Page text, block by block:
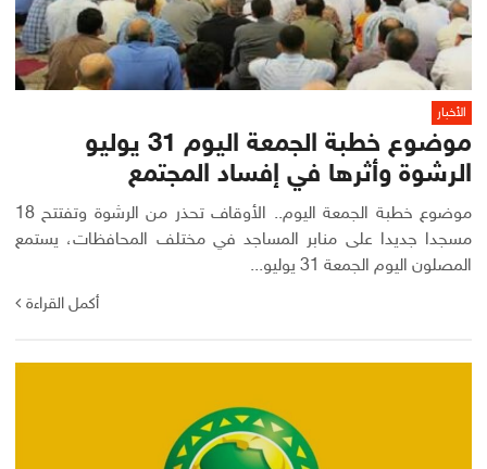
الأخبار
موضوع خطبة الجمعة اليوم 31 يوليو
الرشوة وأثرها في إفساد المجتمع
موضوع خطبة الجمعة اليوم.. الأوقاف تحذر من الرشوة وتفتتح 18
مسجدا جديدا على منابر المساجد في مختلف المحافظات، يستمع
المصلون اليوم الجمعة 31 يوليو...
أكمل القراءة